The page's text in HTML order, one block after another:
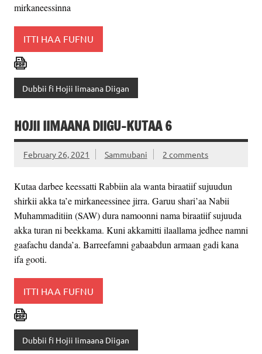
mirkaneessinna
ITTI HAA FUFNU
Dubbii fi Hojii Iimaana Diigan
HOJII IIMAANA DIIGU-KUTAA 6
February 26, 2021 Sammubani 2 comments
Kutaa darbee keessatti Rabbiin ala wanta biraatiif sujuudun
shirkii akka ta’e mirkaneessinee jirra. Garuu shari’aa Nabii
Muhammaditiin (SAW) dura namoonni nama biraatiif sujuuda
akka turan ni beekkama. Kuni akkamitti ilaallama jedhee namni
gaafachu danda’a. Barreefamni gabaabdun armaan gadi kana
ifa gooti.
ITTI HAA FUFNU
Dubbii fi Hojii Iimaana Diigan